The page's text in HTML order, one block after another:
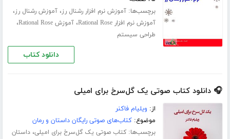
برچسب‌ها:آموزش نرم افزار رشنال رز،آموزش رشنال رز،
آموزش نرم افزار Rational Rose ،آموزش Rational Rose ،
طراحی سیستم
دانلود کتاب
🎧 دانلود کتاب صوتی یک گل‌سرخ برای امیلی
از: ویلیام فاکنر
موضوع:کتاب‌های صوتی رایگان داستان و رمان
برچسب‌ها:کتاب صوتی یک گل‌سرخ برای امیلی،داستان